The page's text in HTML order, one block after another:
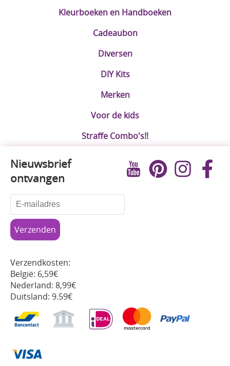
Kleurboeken en Handboeken
Cadeaubon
Diversen
DIY Kits
Merken
Voor de kids
Straffe Combo's!!
Nieuwsbrief
ontvangen
Verzendkosten:
België: 6,59€
Nederland: 8,99€
Duitsland: 9.59€